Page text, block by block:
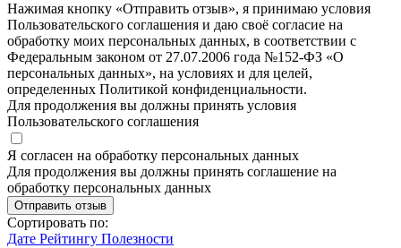
Нажимая кнопку «Отправить отзыв», я принимаю условия
Пользовательского соглашения и даю своё согласие на
обработку моих персональных данных, в соответствии с
Федеральным законом от 27.07.2006 года №152-ФЗ «О
персональных данных», на условиях и для целей,
определенных Политикой конфиденциальности.
Для продолжения вы должны принять условия
Пользовательского соглашения
Я согласен на обработку персональных данных
Для продолжения вы должны принять соглашение на
обработку персональных данных
Отправить отзыв
Сортировать по:
Дате Рейтингу Полезности